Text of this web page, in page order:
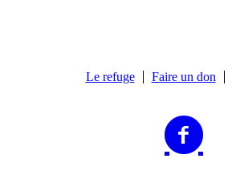
Le refuge Faire un don